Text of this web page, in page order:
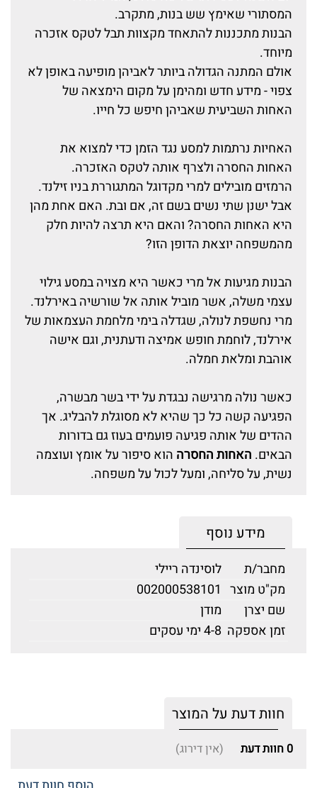
המסתורי שאימץ שש בנות, מתקרב.
הבנות מתכננות להתאחד מקצוות תבל לטקס אזכרה
מיוחד.
אולם המתנה הגדולה ביותר לאביהן מופיעה באופן לא
צפוי - מידע חדש ומהימן על מקום הימצאה של
האחות השביעית שאביהן חיפש כל חייו.
האחיות נרתמות למסע נגד הזמן כדי למצוא את
האחות החסרה ולצרף אותה לטקס האזכרה.
הרמזים מובילים למרי מקדוגל המתגוררת בניו זילנד.
אבל ישנן שתי נשים בשם זה, אם ובת. האם אחת מהן
היא האחות החסרה? והאם היא תרצה להיות חלק
מהמשפחה יוצאת הדופן הזו?
הבנות מגיעות אל מרי כאשר היא מצויה במסע גילוי
עצמי משלה, אשר מוביל אותה אל שורשיה באירלנד.
מרי נחשפת לנולה, שגדלה בימי מלחמת העצמאות של
אירלנד, לוחמת חופש אמיצה ודעתנית, וגם אישה
אוהבת ומלאת חמלה.
כאשר נולה מרגישה נבגדת על ידי בשר מבשרה,
הפגיעה קשה כל כך שהיא לא מסוגלת להבליג. אך
ההדים של אותה פגיעה פועמים בעוז גם בדורות
הבאים. האחות החסרה הוא סיפור על אומץ ועוצמה
נשית, על סליחה, ומעל לכול על משפחה.
מידע נוסף
מחבר/ת
לוסינדה ריילי
מק"ט מוצר 002000538101
שם יצרן
מודן
זמן אספקה 4-8 ימי עסקים
חוות דעת על המוצר
0 חוות דעת (אין דירוג)